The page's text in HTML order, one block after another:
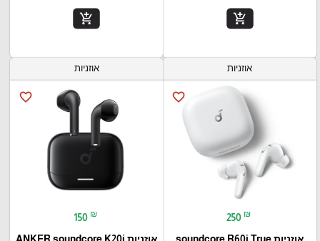
add_shopping_cart
add_shopping_cart
אוזניות
favorite_border
250 ₪
אוזניות
favorite_border
150 ₪